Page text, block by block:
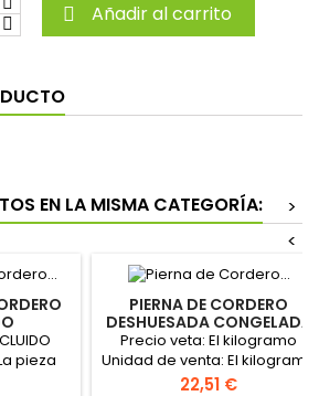
 Añadir al carrito
EN LA MISMA CATEGORÍA:
>
<
pieza
Peso
PIERNA DE CORDERO
DESHUESADA CONGELADA
HALAL
Precio veta: El kilogramo
Unidad de venta: El kilogramo
Precio
22,51 €